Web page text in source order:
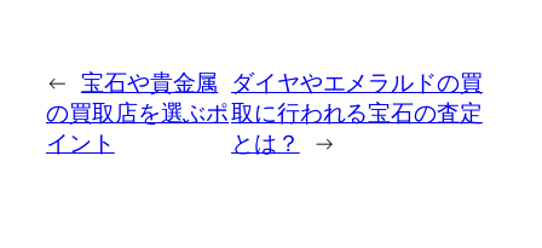
← 宝石や貴金属
の買取店を選ぶポ
イント
ダイヤやエメラルドの買
取に行われる宝石の査定
とは？
→